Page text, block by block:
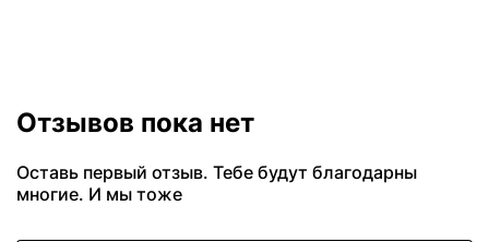
Отзывов пока нет
Оставь первый отзыв. Тебе будут благодарны
многие. И мы тоже